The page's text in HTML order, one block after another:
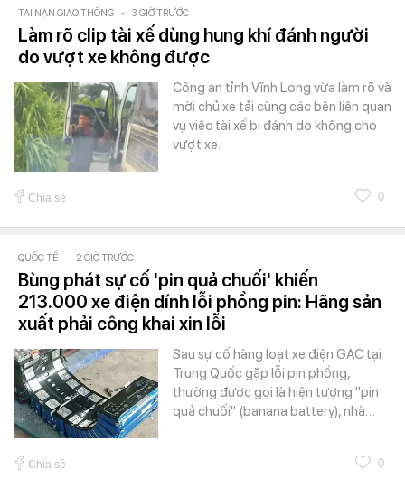
TAI NẠN GIAO THÔNG - 3 GIỜ TRƯỚC
Làm rõ clip tài xế dùng hung khí đánh người
do vượt xe không được
Công an tỉnh Vĩnh Long vừa làm rõ và
mời chủ xe tải cùng các bên liên quan
vụ việc tài xế bị đánh do không cho
vượt xe.
Chia sẻ 0
QUỐC TẾ - 2 GIỜ TRƯỚC
Bùng phát sự cố 'pin quả chuối' khiến
213.000 xe điện dính lỗi phồng pin: Hãng sản
xuất phải công khai xin lỗi
Sau sự cố hàng loạt xe điện GAC tại
Trung Quốc gặp lỗi pin phồng,
thường được gọi là hiện tượng "pin
quả chuối" (banana battery), nhà…
Chia sẻ 0